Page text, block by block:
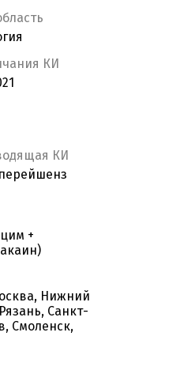
КИ
КИ
+
Нижний
Санкт-
Смоленск,